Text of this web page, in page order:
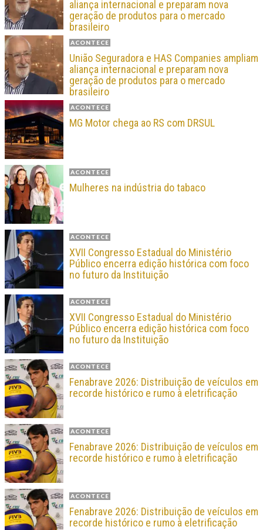
aliança internacional e preparam nova
geração de produtos para o mercado
brasileiro
ACONTECE
União Seguradora e HAS Companies ampliam
aliança internacional e preparam nova
geração de produtos para o mercado
brasileiro
ACONTECE
MG Motor chega ao RS com DRSUL
ACONTECE
Mulheres na indústria do tabaco
ACONTECE
XVII Congresso Estadual do Ministério
Público encerra edição histórica com foco
no futuro da Instituição
ACONTECE
XVII Congresso Estadual do Ministério
Público encerra edição histórica com foco
no futuro da Instituição
ACONTECE
Fenabrave 2026: Distribuição de veículos em
recorde histórico e rumo à eletrificação
ACONTECE
Fenabrave 2026: Distribuição de veículos em
recorde histórico e rumo à eletrificação
ACONTECE
Fenabrave 2026: Distribuição de veículos em
recorde histórico e rumo à eletrificação